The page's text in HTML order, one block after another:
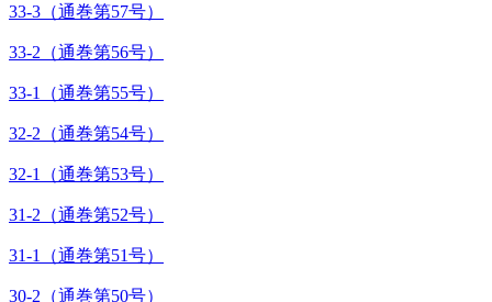
33-3（通巻第57号）
33-2（通巻第56号）
33-1（通巻第55号）
32-2（通巻第54号）
32-1（通巻第53号）
31-2（通巻第52号）
31-1（通巻第51号）
30-2（通巻第50号）